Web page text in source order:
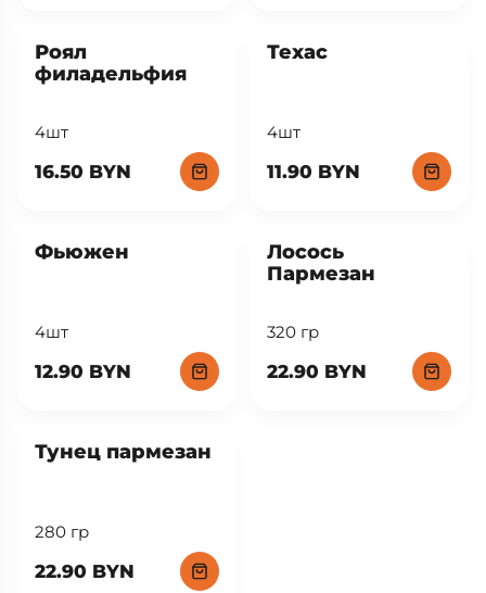
Роял
филадельфия
4шт
16.50 BYN
Техас
4шт
11.90 BYN
Фьюжен
4шт
12.90 BYN
Лосось
Пармезан
320 гр
22.90 BYN
New
Тунец пармезан
280 гр
22.90 BYN